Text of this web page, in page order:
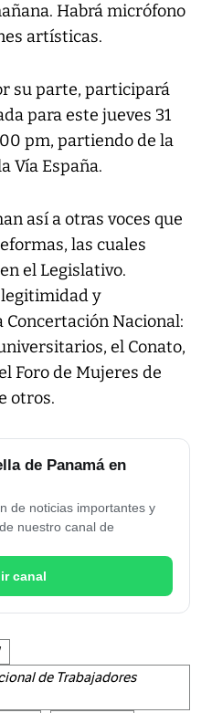
Habrá micrófono
artísticas.
su parte, participará
para este jueves 31
pm, partiendo de la
Vía España.
así a otras voces que
las cuales
el Legislativo.
y
Nacional:
el Conato,
Foro de Mujeres de
otros.
de Panamá en
de noticias importantes y
nuestro canal de
canal
de Trabajadores